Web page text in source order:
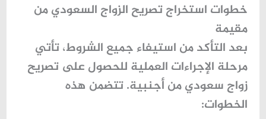
خطوات استخراج تصريح الزواج السعودي من
مقيمة
بعد التأكد من استيفاء جميع الشروط، تأتي
مرحلة الإجراءات العملية للحصول على تصريح
زواج سعودي من أجنبية. تتضمن هذه
الخطوات: